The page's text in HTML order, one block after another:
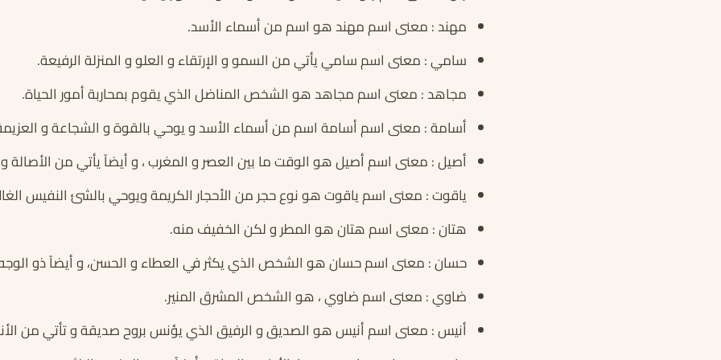
مهند : معنى اسم مهند هو اسم من أسماء الأسد.
سامي : معنى اسم سامي يأتي من السمو و الإرتقاء و العلو و المنزلة الرفيعة.
مجاهد : معنى اسم مجاهد هو الشخص المناضل الذي يقوم بمحاربة أمور الحياة.
أسامة : معنى اسم أسامة اسم من أسماء الأسد و يوحي بالقوة و الشجاعة و
أصيل : معنى اسم أصيل هو الوقت ما بين العصر و المغرب ، و أيضاً يأتي من الأصالة
ياقوت : معنى اسم ياقوت هو نوع حجر من الأحجار الكريمة ويوحي بالشئ النفيس
هتان : معنى اسم هتان هو المطر و لكن الخفيف منه.
حسان : معنى اسم حسان هو الشخص الذي يكثر في العطاء و الحسن، و أيضاً ذو
ضاوي : معنى اسم ضاوي ، هو الشخص المشرق المنير.
أنيس : معنى اسم أنيس هو الصديق و الرفيق الذي يؤنس بروح صديقة و تأتي من